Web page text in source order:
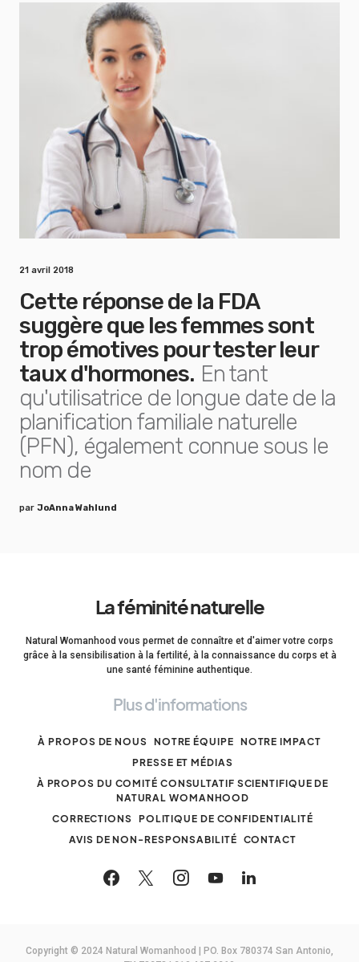
21 avril 2018
Cette réponse de la FDA
suggère que les femmes sont
trop émotives pour tester leur
taux d'hormones. En tant
qu'utilisatrice de longue date de la
planification familiale naturelle
(PFN), également connue sous le
nom de
par JoAnna Wahlund
La féminité naturelle
Natural Womanhood vous permet de connaître et d'aimer votre corps
grâce à la sensibilisation à la fertilité, à la connaissance du corps et à
une santé féminine authentique.
Plus d'informations
À PROPOS DE NOUS NOTRE ÉQUIPE NOTRE IMPACT
PRESSE ET MÉDIAS
À PROPOS DU COMITÉ CONSULTATIF SCIENTIFIQUE DE
NATURAL WOMANHOOD
CORRECTIONS POLITIQUE DE CONFIDENTIALITÉ
AVIS DE NON-RESPONSABILITÉ CONTACT
Copyright © 2024 Natural Womanhood | PO. Box 780374 San Antonio,